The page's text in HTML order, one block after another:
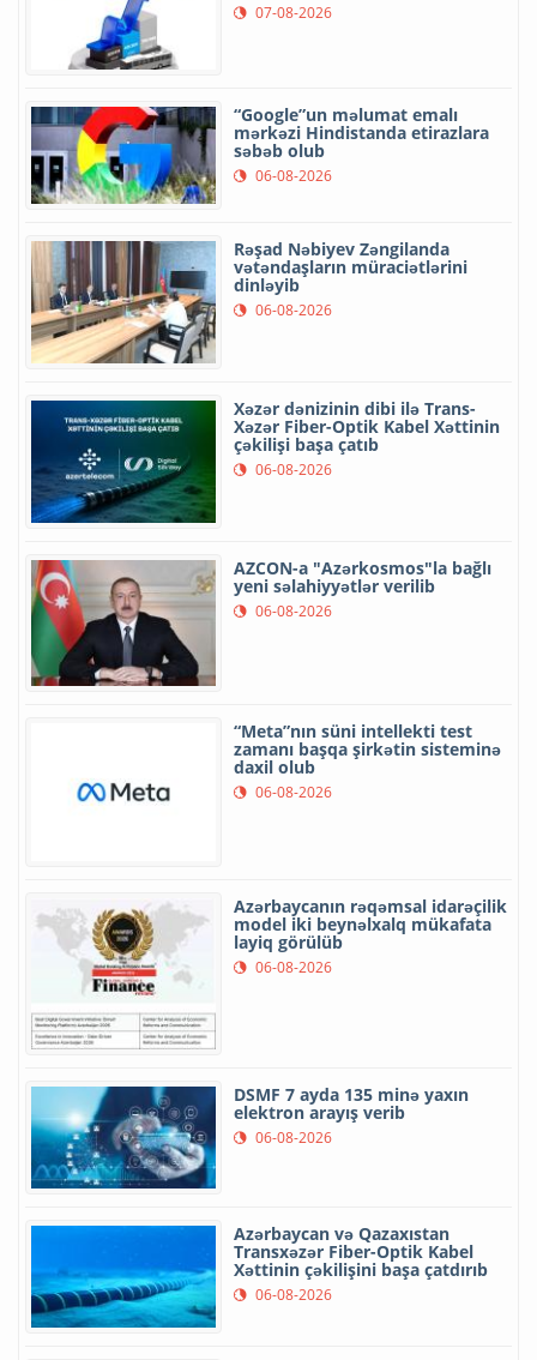
07-08-2026
“Google”un məlumat emalı
mərkəzi Hindistanda etirazlara
səbəb olub
06-08-2026
Rəşad Nəbiyev Zəngilanda
vətəndaşların müraciətlərini
dinləyib
06-08-2026
Xəzər dənizinin dibi ilə Trans-
Xəzər Fiber-Optik Kabel Xəttinin
çəkilişi başa çatıb
06-08-2026
AZCON-a "Azərkosmos"la bağlı
yeni səlahiyyətlər verilib
06-08-2026
“Meta”nın süni intellekti test
zamanı başqa şirkətin sisteminə
daxil olub
06-08-2026
Azərbaycanın rəqəmsal idarəçilik
model iki beynəlxalq mükafata
layiq görülüb
06-08-2026
DSMF 7 ayda 135 minə yaxın
elektron arayış verib
06-08-2026
Azərbaycan və Qazaxıstan
Transxəzər Fiber-Optik Kabel
Xəttinin çəkilişini başa çatdırıb
06-08-2026